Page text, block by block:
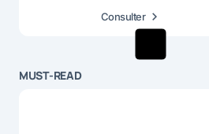
Consulter
MUST-READ